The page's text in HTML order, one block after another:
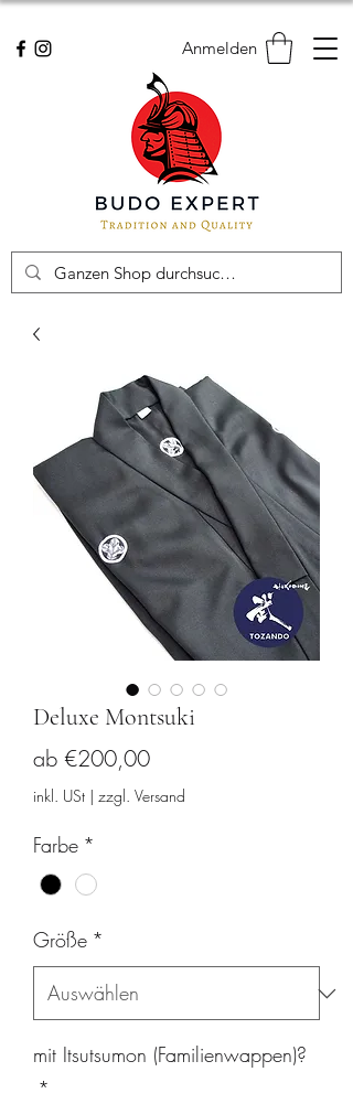
Anmelden
Deluxe Montsuki
ab €200,00Sale-
Preis
inkl. USt | zzgl. Versand
Farbe *
Größe *
mit Itsutsumon (Familienwappen)?
*